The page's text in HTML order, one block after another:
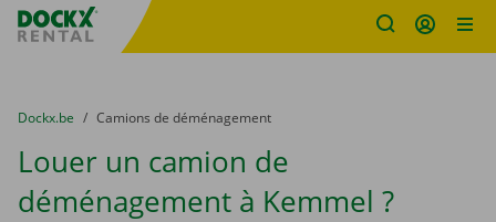
sitename
You are here:
du
Dockx.be to
Camions de déménagement
Louer un camion de
déménagement à Kemmel ?